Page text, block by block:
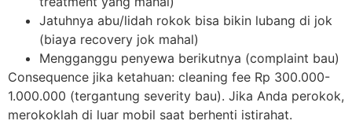
Jatuhnya abu/lidah rokok bisa bikin lubang di jok
(biaya recovery jok mahal)
Mengganggu penyewa berikutnya (complaint bau)
Consequence jika ketahuan: cleaning fee Rp 300.000-
1.000.000 (tergantung severity bau). Jika Anda perokok,
merokoklah di luar mobil saat berhenti istirahat.